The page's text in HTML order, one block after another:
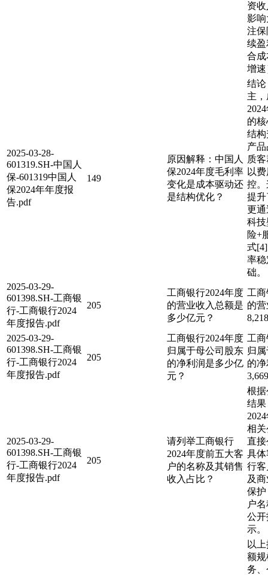
资
影
注
续
合
增速
2025-03-28-
601319.SH-中国人
保-601319中国人
保2024年年度报
告.pdf
149
原因解释：中国人
保2024年度毛利率
变化是成本驱动还
是结构优化？
结
主
的
结
产
质
以
控
提
更
科
险+
式
率
础。
2025-03-29-
601398.SH-工商银
行-工商银行2024
年度报告.pdf
205
工商银行2024年度
的营业收入总额是
多少亿元？
工
的
2025-03-29-
601398.SH-工商银
行-工商银行2024
年度报告.pdf
205
工商银行2024年度
归属于母公司股东
的净利润是多少亿
元？
工
归
的
2025-03-29-
601398.SH-工商银
行-工商银行2024
年度报告.pdf
205
请列举工商银行
2024年度前五大客
户的名称及其销售
收入占比？
根
结
相
直
具
行
及
保
户
公
示。
以
额
务